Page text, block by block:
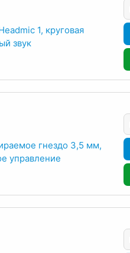
1, круговая
звук
гнездо 3,5 мм,
управление